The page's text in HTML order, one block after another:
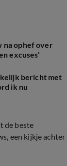
na ophef over
excuses'
bericht met
ik nu
de beste
een kijkje achter